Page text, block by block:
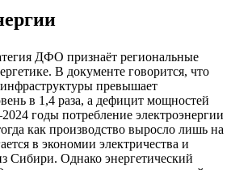
ДФО признаёт региональные
В документе говорится, что
инфраструктуры превышает
в 1,4 раза, а дефицит мощностей
годы потребление электроэнергии
как производство выросло лишь на
в экономии электричества и
Сибири. Однако энергетический